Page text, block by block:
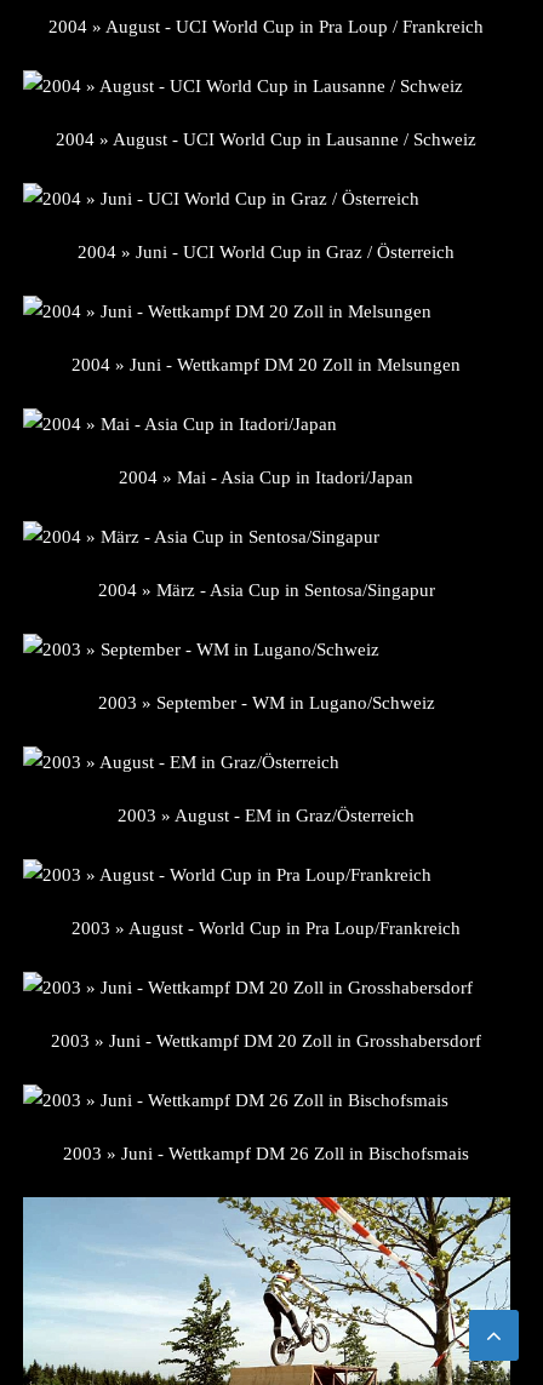
2004 » August - UCI World Cup in Pra Loup / Frankreich
2004 » August - UCI World Cup in Lausanne / Schweiz
2004 » Juni - UCI World Cup in Graz / Österreich
2004 » Juni - Wettkampf DM 20 Zoll in Melsungen
2004 » Mai - Asia Cup in Itadori/Japan
2004 » März - Asia Cup in Sentosa/Singapur
2003 » September - WM in Lugano/Schweiz
2003 » August - EM in Graz/Österreich
2003 » August - World Cup in Pra Loup/Frankreich
2003 » Juni - Wettkampf DM 20 Zoll in Grosshabersdorf
2003 » Juni - Wettkampf DM 26 Zoll in Bischofsmais